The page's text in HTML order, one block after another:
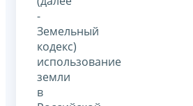
-
Земельный
кодекс)
использование
земли
в